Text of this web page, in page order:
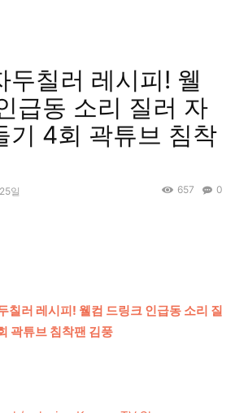
두칠러 레시피! 웰
급동 소리 질러 자
기 4회 곽튜브 침착
일 0
657
칠러 레시피! 웰컴 드링크 인급동 소리 질
곽튜브 침착팬 김풍